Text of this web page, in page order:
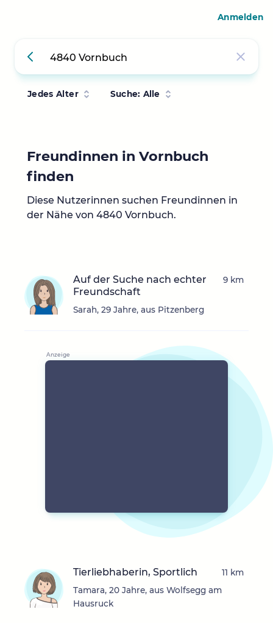
Jedes Alter Suche: Alle
Freundinnen in Vornbuch
finden
Diese Nutzerinnen suchen Freundinnen in
der Nähe von 4840 Vornbuch.
Auf der Suche nach echter
Freundschaft
Sarah, 29 Jahre, aus Pitzenberg
9 km
Tierliebhaberin, Sportlich
Tamara, 20 Jahre, aus Wolfsegg am
Hausruck
11 km
Anmelden